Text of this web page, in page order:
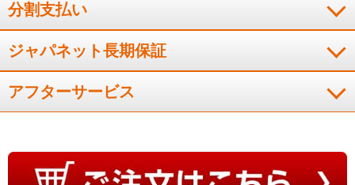
分割支払い
ジャパネット長期保証
アフターサービス